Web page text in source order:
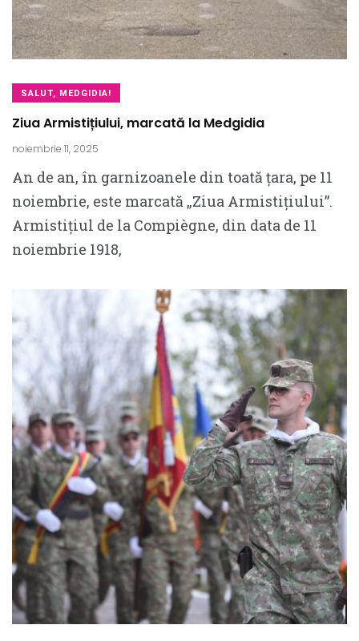
SALUT, MEDGIDIA!
Ziua Armistițiului, marcată la Medgidia
noiembrie 11, 2025
An de an, în garnizoanele din toată țara, pe 11
noiembrie, este marcată „Ziua Armistițiului”.
Armistițiul de la Compiègne, din data de 11
noiembrie 1918,